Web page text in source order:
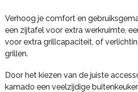
Verhoog je comfort en
een zijtafel voor extra werkruimte,
voor extra grillcapaciteit, of
grillen.
Door het kiezen van de juiste
kamado een veelzijdige